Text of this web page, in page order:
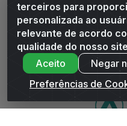
terceiros para
personalizada ao
relevante de acordo
qualidade do nosso
Aceito
Negar
Preferências de
Andrade Distribuidor -
Arapiraca/AL - CEP